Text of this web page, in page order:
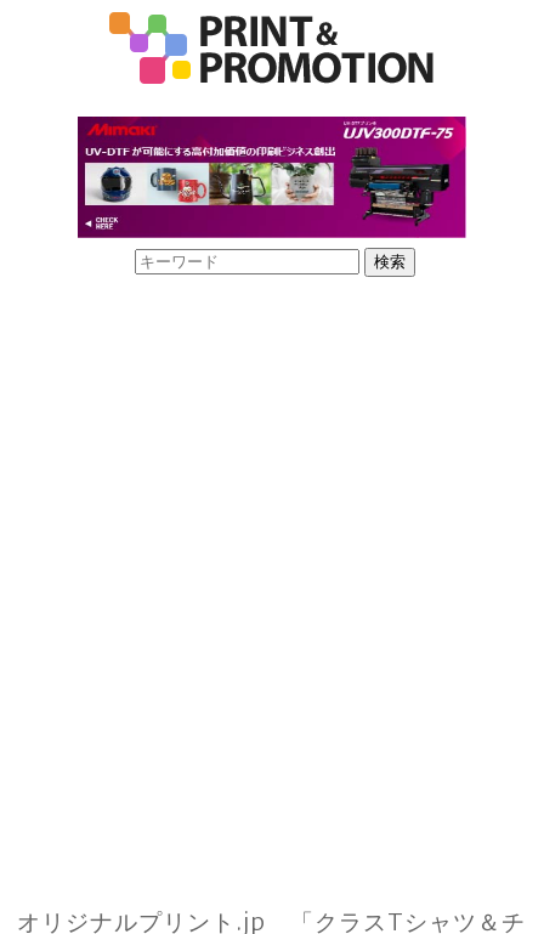
オリジナルプリント.jp 「クラスTシャツ＆チ